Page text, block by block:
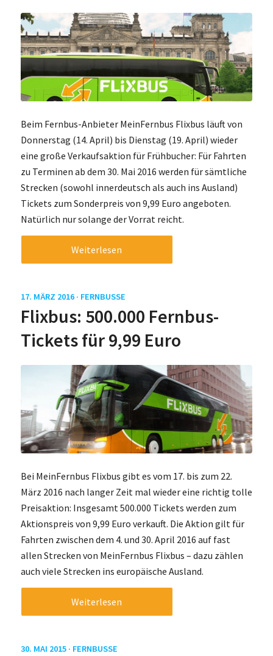
Beim Fernbus-Anbieter MeinFernbus Flixbus läuft von
Donnerstag (14. April) bis Dienstag (19. April) wieder
eine große Verkaufsaktion für Frühbucher: Für Fahrten
zu Terminen ab dem 30. Mai 2016 werden für sämtliche
Strecken (sowohl innerdeutsch als auch ins Ausland)
Tickets zum Sonderpreis von 9,99 Euro angeboten.
Natürlich nur solange der Vorrat reicht.
Weiterlesen
17. MÄRZ 2016 · FERNBUSSE
Flixbus: 500.000 Fernbus-
Tickets für 9,99 Euro
Bei MeinFernbus Flixbus gibt es vom 17. bis zum 22.
März 2016 nach langer Zeit mal wieder eine richtig tolle
Preisaktion: Insgesamt 500.000 Tickets werden zum
Aktionspreis von 9,99 Euro verkauft. Die Aktion gilt für
Fahrten zwischen dem 4. und 30. April 2016 auf fast
allen Strecken von MeinFernbus Flixbus – dazu zählen
auch viele Strecken ins europäische Ausland.
Weiterlesen
30. MAI 2015 · FERNBUSSE